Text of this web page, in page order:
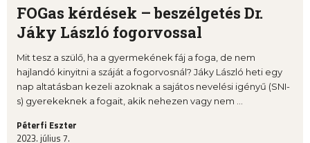
FOGas kérdések – beszélgetés Dr.
Jáky László fogorvossal
Mit tesz a szülő, ha a gyermekének fáj a foga, de nem
hajlandó kinyitni a száját a fogorvosnál? Jáky László heti egy
nap altatásban kezeli azoknak a sajátos nevelési igényű (SNI-
s) gyerekeknek a fogait, akik nehezen vagy nem ...
Péterfi Eszter
2023. július 7.